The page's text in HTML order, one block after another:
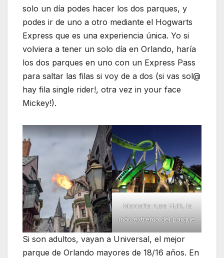
solo un día podes hacer los dos parques, y
podes ir de uno a otro mediante el Hogwarts
Express que es una experiencia única. Yo si
volviera a tener un solo día en Orlando, haría
los dos parques en uno con un Express Pass
para saltar las filas si voy de a dos (si vas sol@
hay fila single rider!, otra vez in your face
Mickey!).
Montaña rusa Hulk, la
más extrema del parque
Si son adultos, vayan a Universal, el mejor
parque de Orlando mayores de 18/16 años. En